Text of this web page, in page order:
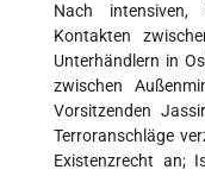
Nach intensiven,
Kontakten
Unterhändlern in
zwischen
Vorsitzenden
Terroranschläge
Existenzrecht an;